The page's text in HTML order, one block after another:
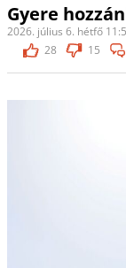
Gyere
2026. július 6. hétfő
28
15